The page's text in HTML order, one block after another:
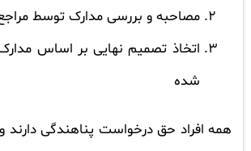
مصاحبه و بررسی مدارک توسط
اتخاذ تصمیم نهایی بر اساس
شده
همه افراد حق درخواست پناهندگی دارند